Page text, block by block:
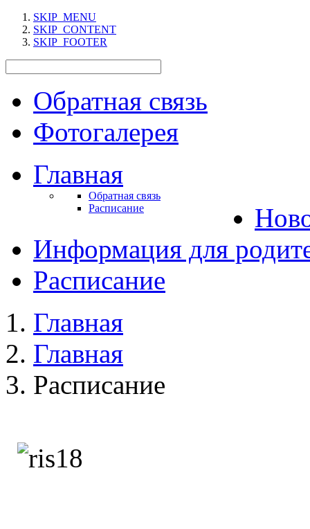
SKIP_MENU
SKIP_CONTENT
SKIP_FOOTER
Обратная связь
Фотогалерея
Главная
Обратная связь
Расписание
Информация для
Расписание
Главная
Главная
Расписание